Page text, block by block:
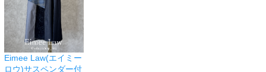
Eimee Law(エイミー
ロウ)サスペンダー付